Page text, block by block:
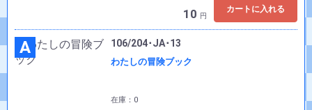
10 円
カートに入れる
A 106/204･JA･13
わたしの冒険ブック
在庫：0